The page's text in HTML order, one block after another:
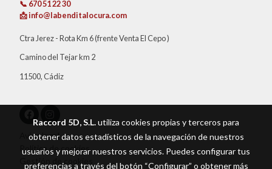
📞 670 51 22 30
📩 info@labenditalocura.com
Ctra Jerez - Rota Km 6 (frente Venta El Cepo )
Camino del Tejar km 2
11500, Cádiz
Aviso legal
Política de cookies
Gestión de cookies
Raccord 5D, S.L.utiliza cookies propias y terceros para
obtener datos estadísticos de la navegación de nuestros
usuarios y mejorar nuestros servicios. Puedes configurar tus
preferencias a través del botón “Configurar” o obtener más